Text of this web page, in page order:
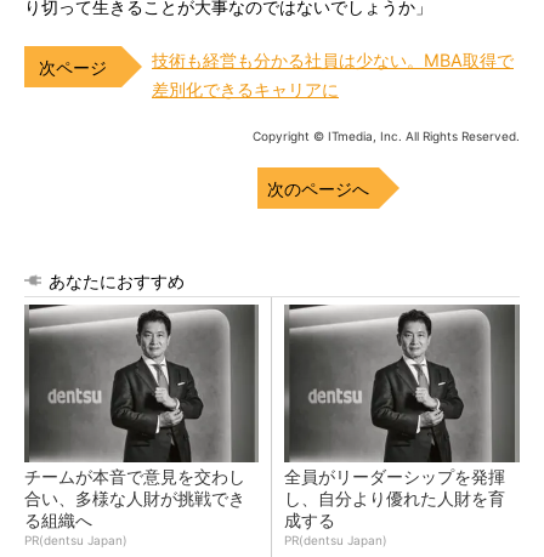
り切って生きることが大事なのではないでしょうか」
技術も経営も分かる社員は少ない。MBA取得で
差別化できるキャリアに
Copyright © ITmedia, Inc. All Rights Reserved.
次のページへ
あなたにおすすめ
チームが本音で意見を交わし
合い、多様な人財が挑戦でき
る組織へ
PR(dentsu Japan)
全員がリーダーシップを発揮
し、自分より優れた人財を育
成する
PR(dentsu Japan)